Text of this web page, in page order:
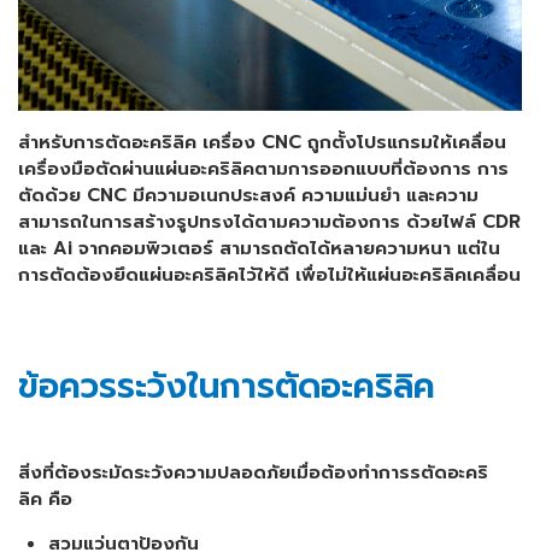
สำหรับการตัดอะคริลิค เครื่อง CNC ถูกตั้งโปรแกรมให้เคลื่อน
เครื่องมือตัดผ่านแผ่นอะคริลิคตามการออกแบบที่ต้องการ การ
ตัดด้วย CNC มีความอเนกประสงค์ ความแม่นยำ และความ
สามารถในการสร้างรูปทรงได้ตามความต้องการ ด้วยไฟล์ CDR
และ Ai จากคอมพิวเตอร์ สามารถตัดได้หลายความหนา แต่ใน
การตัดต้องยึดแผ่นอะคริลิคไว้ให้ดี เพื่อไม่ให้แผ่นอะคริลิคเคลื่อน
ข้อควรระวังในการตัดอะคริลิค
สิ่งที่ต้องระมัดระวังความปลอดภัยเมื่อต้องทำการรตัดอะคริ
ลิค คือ
สวมแว่นตาป้องกัน